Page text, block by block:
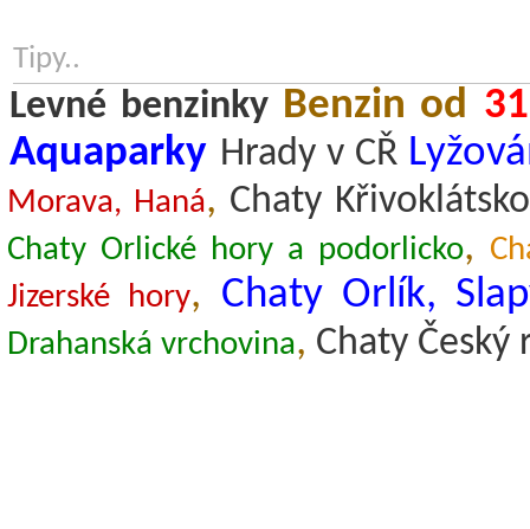
Tipy..
Levné benzinkyBenzin od
Aquaparky Hrady v CŘ
Morava, Haná, Chaty
Chaty Orlické hory a podorlicko,
Jizerské hory, Chaty Orlík,
Drahanská vrchovina, Chaty Český